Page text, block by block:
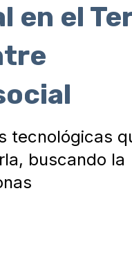
en el
tecnológicas
buscando la